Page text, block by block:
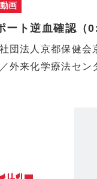
画
ート逆血確認（
団法人京都保健会
外来化学療法セン